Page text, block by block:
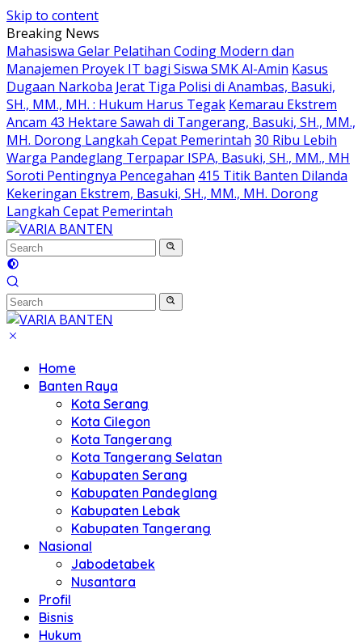
Skip to content
Breaking News
Mahasiswa Gelar Pelatihan Coding Modern dan
Manajemen Proyek IT bagi Siswa SMK Al-Amin Kasus
Dugaan Narkoba Jerat Tiga Polisi di Anambas, Basuki,
SH., MM., MH. : Hukum Harus Tegak Kemarau Ekstrem
Ancam 43 Hektare Sawah di Tangerang, Basuki, SH., MM.,
MH. Dorong Langkah Cepat Pemerintah 30 Ribu Lebih
Warga Pandeglang Terpapar ISPA, Basuki, SH., MM., MH
Soroti Pentingnya Pencegahan 415 Titik Banten Dilanda
Kekeringan Ekstrem, Basuki, SH., MM., MH. Dorong
Langkah Cepat Pemerintah
Home
Banten Raya
Kota Serang
Kota Cilegon
Kota Tangerang
Kota Tangerang Selatan
Kabupaten Serang
Kabupaten Pandeglang
Kabupaten Lebak
Kabupaten Tangerang
Nasional
Jabodetabek
Nusantara
Profil
Bisnis
Hukum